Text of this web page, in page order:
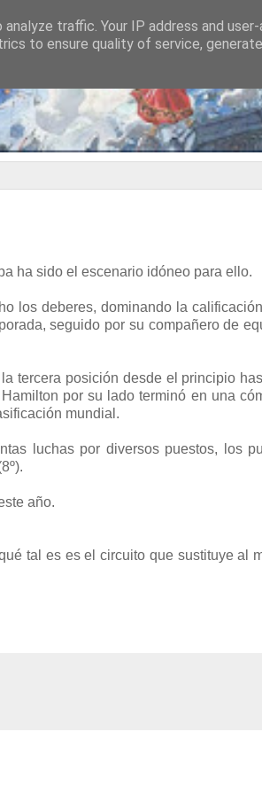
ha sido el escenario idóneo para ello.
los deberes, dominando la
seguido por su compañero de
tercera posición desde el principio
por su lado terminó en una
mundial.
luchas por diversos puestos, los
año.
tal es es el circuito que sustituye al
traffic. Your IP address and
to ensure quality of service,